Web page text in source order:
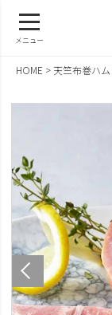
メニュー
HOME 天竺布巻ハム